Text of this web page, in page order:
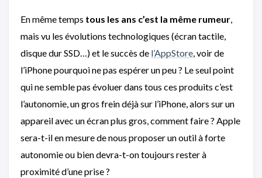
En même temps tous les ans c’est la même rumeur,
mais vu les évolutions technologiques (écran tactile,
disque dur SSD…) et le succès de l’AppStore, voir de
l’iPhone pourquoi ne pas espérer un peu ? Le seul point
qui ne semble pas évoluer dans tous ces produits c’est
l’autonomie, un gros frein déjà sur l’iPhone, alors sur un
appareil avec un écran plus gros, comment faire ? Apple
sera-t-il en mesure de nous proposer un outil à forte
autonomie ou bien devra-t-on toujours rester à
proximité d’une prise ?